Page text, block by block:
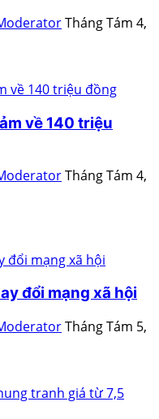
Tháng Tám 4,
về 140 triệu
Tháng Tám 4,
đổi mạng xã hội
Tháng Tám 5,